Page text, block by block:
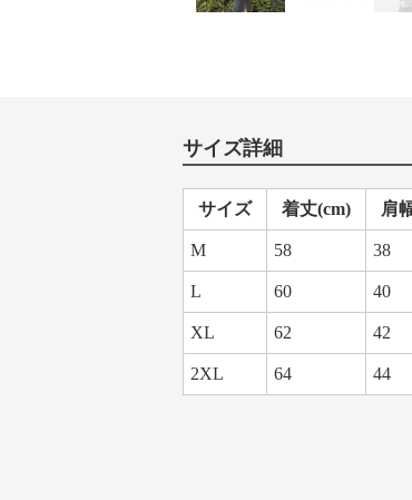
サイズ詳細
サイズ 着丈(cm) 肩
M 58 38
L 60 40
XL 62 42
2XL 64 44